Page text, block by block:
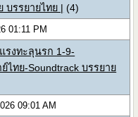
บรรยายไทย | (4)
01:11 PM
รงทะลุนรก 1-9-
ไทย-Soundtrack บรรยาย
09:01 AM